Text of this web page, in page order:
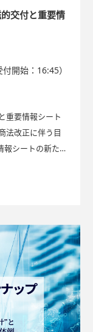
交付と重要情
付開始：16:45）
重要情報シート
法改正に伴う目
シートの新たな
」サービス NT
要情報シートPlu
）し、ご好評い
つ